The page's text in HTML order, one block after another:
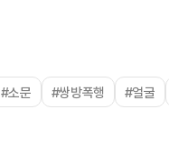
#소문 #쌍방폭행 #얼굴